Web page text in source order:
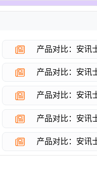
产品对比：安讯
产品对比：安讯